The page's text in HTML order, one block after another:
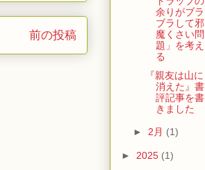
前の投稿
余りがブラ
ブラして邪
魔くさい問
題」を考え
る
『親友は山に
消えた』書
評記事を書
きました
► 2月 (1)
► 2025 (1)